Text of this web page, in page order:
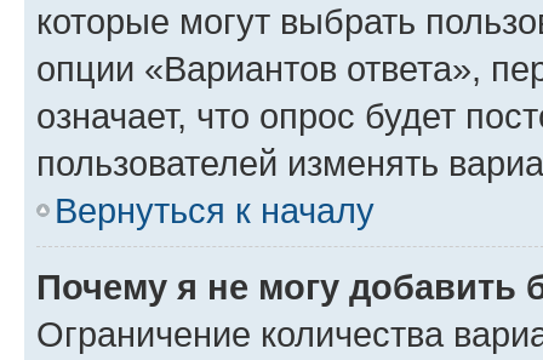
которые могут выбрать
опции «Вариантов ответа»,
означает, что опрос будет
пользователей изменять
Вернуться к началу
Почему я не могу добавить
Ограничение количества